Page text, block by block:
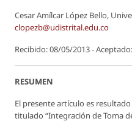
Cesar Amílcar López Bello,
clopezb@udistrital.edu.co
Recibido: 08/05/2013 -
RESUMEN
El presente artículo es
titulado “Integración de Toma